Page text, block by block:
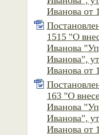
Иванова от
1515 "О
Иванова
Иванова",
Иванова от
163 "О
Иванова
Иванова",
Иванова от